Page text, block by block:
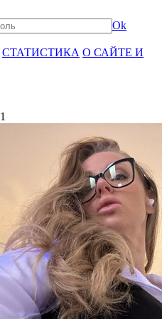
Ok
СТАТИСТИКА О САЙТЕ И
1